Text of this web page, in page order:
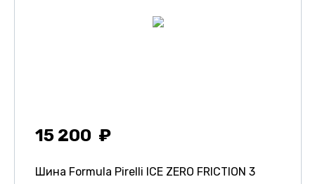
15 200
Шина Formula Pirelli ICE ZERO FRICTION 3